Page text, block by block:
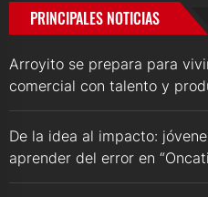
PRINCIPALES NOTICIAS
Arroyito se prepara para
comercial con talento y
De la idea al impacto:
aprender del error en